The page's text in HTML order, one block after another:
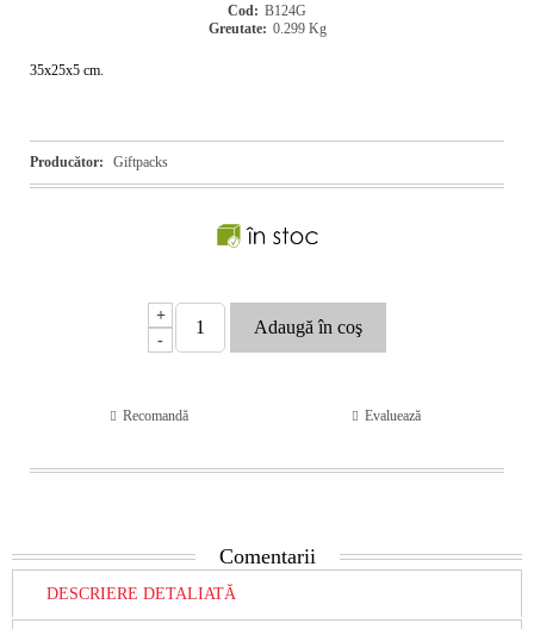
Cod: B124G
Greutate: 0.299 Kg
35x25x5 cm.
Producător: Giftpacks
+
-
Recomandă Evaluează
Comentarii
DESCRIERE DETALIATĂ